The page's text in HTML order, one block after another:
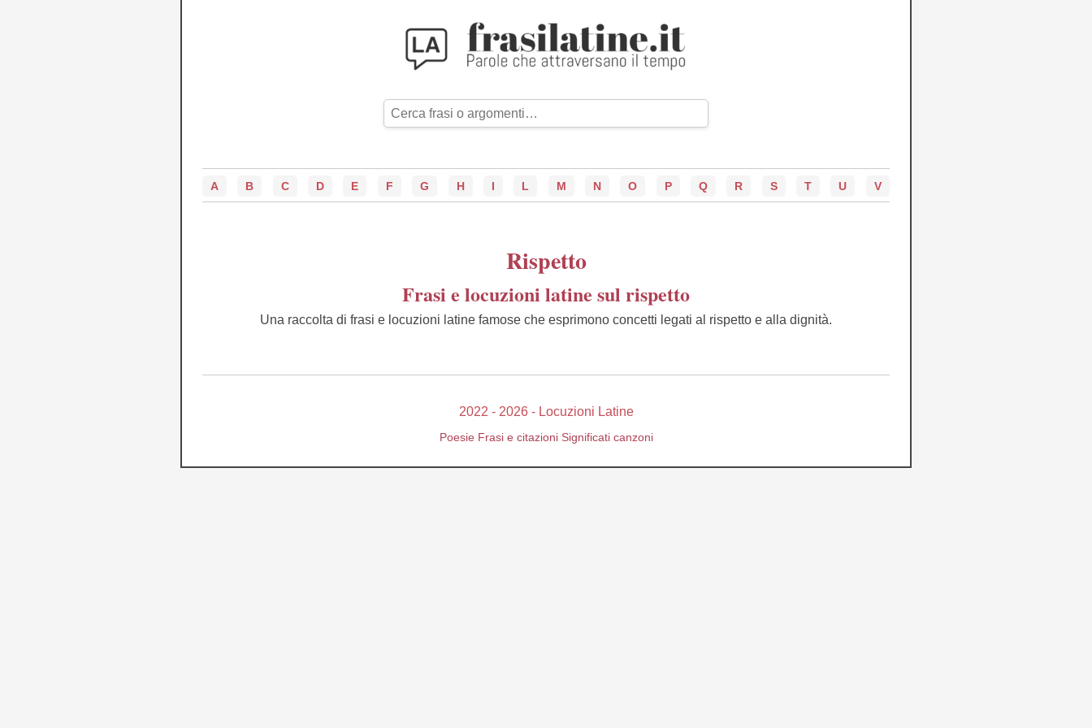
A B C D E F G H I L M N O P Q R S T U V
Rispetto
Frasi e locuzioni latine sul rispetto
Una raccolta di frasi e locuzioni latine famose che esprimono concetti legati al rispetto e alla dignità.
2022 - 2026 - Locuzioni Latine
Poesie Frasi e citazioni Significati canzoni